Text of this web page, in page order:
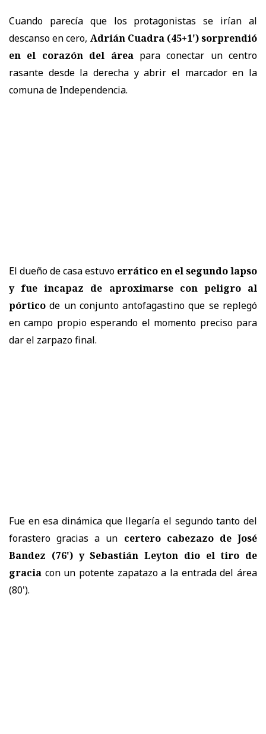
Cuando parecía que los protagonistas se irían al
descanso en cero, Adrián Cuadra (45+1') sorprendió
en el corazón del áreapara conectar un centro
rasante desde la derecha y abrir el marcador en la
comuna de Independencia.
El dueño de casa estuvo errático en el segundo lapso
y fue incapaz de aproximarse con peligro al
pórtico de un conjunto antofagastino que se replegó
en campo propio esperando el momento preciso para
dar el zarpazo final.
Fue en esa dinámica que llegaría el segundo tanto del
forastero gracias a un certero cabezazo de José
Bandez (76') y Sebastián Leyton dio el tiro de
gracia con un potente zapatazo a la entrada del área
(80').